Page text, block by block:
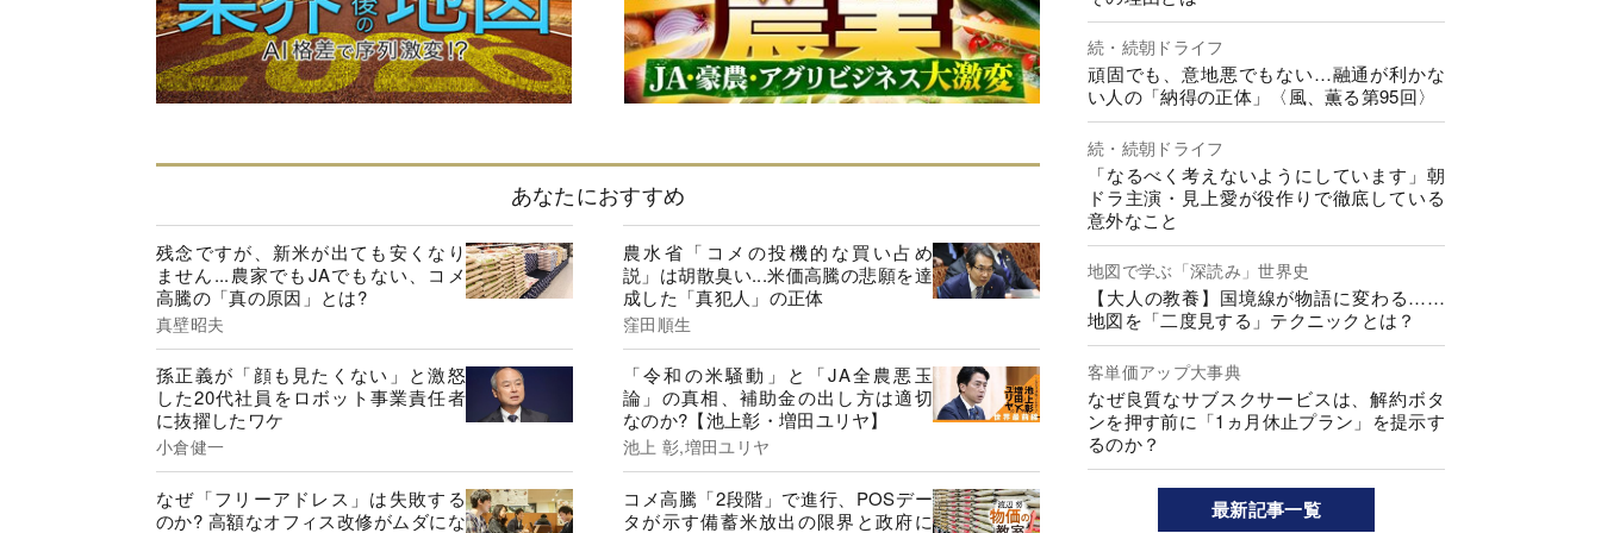
あなたにおすすめ
残念ですが、新米が出ても安くなり
ません...農家でもJAでもない、コメ
高騰の「真の原因」とは?
真壁昭夫
農水省「コメの投機的な買い占め
説」は胡散臭い...米価高騰の悲願を達
成した「真犯人」の正体
窪田順生
孫正義が「顔も見たくない」と激怒
した20代社員をロボット事業責任者
に抜擢したワケ
小倉健一
「令和の米騒動」と「JA全農悪玉
論」の真相、補助金の出し方は適切
なのか?【池上彰・増田ユリヤ】
池上 彰,増田ユリヤ
なぜ「フリーアドレス」は失敗する
のか? 高額なオフィス改修がムダにな
コメ高騰「2段階」で進行、POSデー
タが示す備蓄米放出の限界と政府に
続・続朝ドライフ
頑固でも、意地悪でもない…融通が利かな
い人の「納得の正体」〈風、薫る第95回〉
続・続朝ドライフ
「なるべく考えないようにしています」朝
ドラ主演・見上愛が役作りで徹底している
意外なこと
地図で学ぶ「深読み」世界史
【大人の教養】国境線が物語に変わる……
地図を「二度見する」テクニックとは？
客単価アップ大事典
なぜ良質なサブスクサービスは、解約ボタ
ンを押す前に「1ヵ月休止プラン」を提示す
るのか？
最新記事一覧